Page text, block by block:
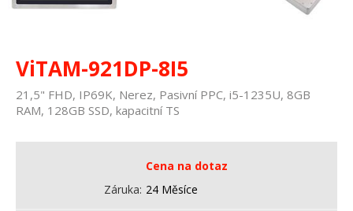
ViTAM-921DP-8I5
21,5" FHD, IP69K, Nerez, Pasivní PPC, i5-1235U, 8GB
RAM, 128GB SSD, kapacitní TS
Cena na dotaz
Záruka 24 Měsíce